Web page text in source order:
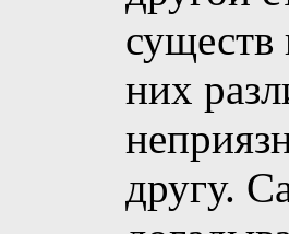
существ
них
другу.